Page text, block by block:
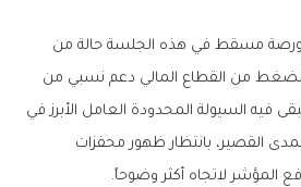
مسقط في هذه الجلسة حالة من
الضغط من القطاع المالي دعم نسبي من
فيه السيولة المحدودة العامل الأبرز في
القصير، بانتظار ظهور محفزات
المؤشر لاتجاه أكثر وضوحاً.